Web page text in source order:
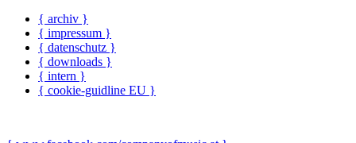
{ archiv }
{ impressum }
{ datenschutz }
{ downloads }
{ intern }
{ cookie-guidline EU }